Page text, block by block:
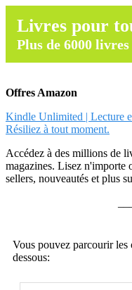
Livres pour
Plus de 6000
Offres Amazon
Kindle Unlimited | Lecture
Résiliez à tout moment.
Accédez à des millions de
magazines. Lisez n'importe
sellers, nouveautés et plus
Vous pouvez parcourir
dessous: